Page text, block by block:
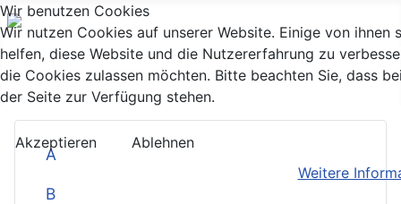
A
B
Wir benutzen Cookies
Wir nutzen Cookies auf unserer Website. Einige von
helfen, diese Website und die Nutzererfahrung zu
die Cookies zulassen möchten. Bitte beachten Sie, dass
der Seite zur Verfügung stehen.
Akzeptieren
Ablehnen
Weitere